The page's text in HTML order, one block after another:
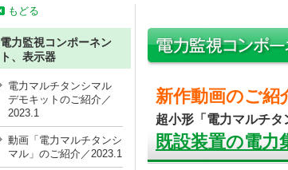
もどる
電力監視コンポーネン
ト、表示器
電力マルチタンシマル
デモキットのご紹介／
2023.1
動画「電力マルチタンシ
マル」のご紹介／2023.1
新作動画のご紹
超小形「電力マルチ
既設装置の電力